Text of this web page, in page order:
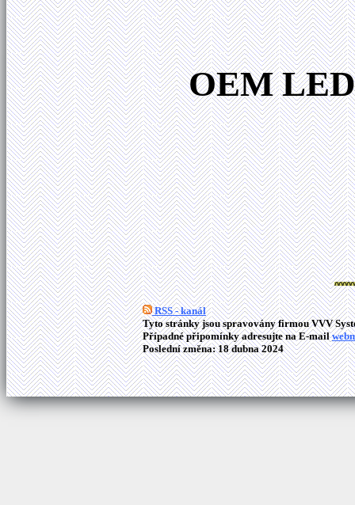
OEM
RSS - kanál
Tyto stránky jsou spravovány firmou VVV
Případné připomínky adresujte na E-mail
Poslední změna: 18 dubna 2024